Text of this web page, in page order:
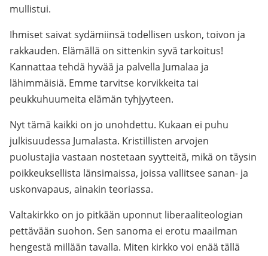
mullistui.
Ihmiset saivat sydämiinsä todellisen uskon, toivon ja
rakkauden. Elämällä on sittenkin syvä tarkoitus!
Kannattaa tehdä hyvää ja palvella Jumalaa ja
lähimmäisiä. Emme tarvitse korvikkeita tai
peukkuhuumeita elämän tyhjyyteen.
Nyt tämä kaikki on jo unohdettu. Kukaan ei puhu
julkisuudessa Jumalasta. Kristillisten arvojen
puolustajia vastaan nostetaan syytteitä, mikä on täysin
poikkeuksellista länsimaissa, joissa vallitsee sanan- ja
uskonvapaus, ainakin teoriassa.
Valtakirkko on jo pitkään uponnut liberaaliteologian
pettävään suohon. Sen sanoma ei erotu maailman
hengestä millään tavalla. Miten kirkko voi enää tällä